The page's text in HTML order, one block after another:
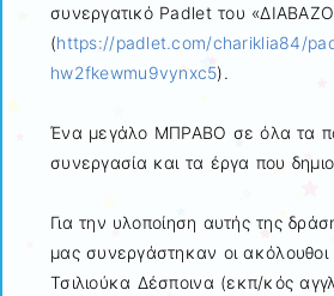
συνεργατικό Padlet του
(https://padlet.com/chariklia84/
hw2fkewmu9vynxc5).
Ένα μεγάλο ΜΠΡΑΒΟ σε όλα τα
συνεργασία και τα έργα που
Για την υλοποίηση αυτής της
μας συνεργάστηκαν οι ακόλουθοι
Τσιλιούκα Δέσποινα (εκπ/κός